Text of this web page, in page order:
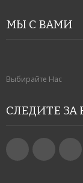
МЫ С ВАМИ
Выбирайте Нас
СЛЕДИТЕ ЗА